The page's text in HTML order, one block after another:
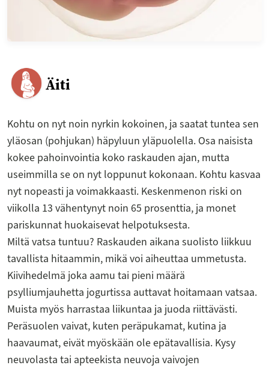
Äiti
Kohtu on nyt noin nyrkin kokoinen, ja saatat tuntea sen
yläosan (pohjukan) häpyluun yläpuolella. Osa naisista
kokee pahoinvointia koko raskauden ajan, mutta
useimmilla se on nyt loppunut kokonaan. Kohtu kasvaa
nyt nopeasti ja voimakkaasti. Keskenmenon riski on
viikolla 13 vähentynyt noin 65 prosenttia, ja monet
pariskunnat huokaisevat helpotuksesta.
Miltä vatsa tuntuu? Raskauden aikana suolisto liikkuu
tavallista hitaammin, mikä voi aiheuttaa ummetusta.
Kiivihedelmä joka aamu tai pieni määrä
psylliumjauhetta jogurtissa auttavat hoitamaan vatsaa.
Muista myös harrastaa liikuntaa ja juoda riittävästi.
Peräsuolen vaivat, kuten peräpukamat, kutina ja
haavaumat, eivät myöskään ole epätavallisia. Kysy
neuvolasta tai apteekista neuvoja vaivojen